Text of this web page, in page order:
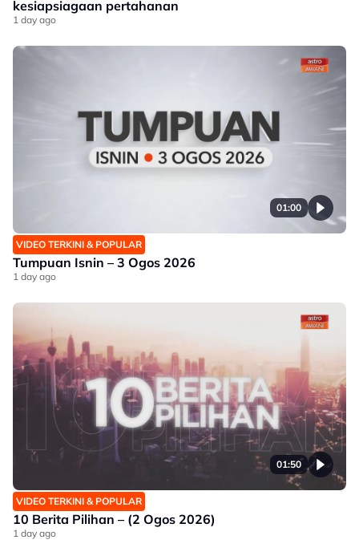
kesiapsiagaan pertahanan
1 day ago
01:00
VIDEO TERKINI & POPULAR
Tumpuan Isnin – 3 Ogos 2026
1 day ago
01:50
VIDEO TERKINI & POPULAR
10 Berita Pilihan – (2 Ogos 2026)
1 day ago